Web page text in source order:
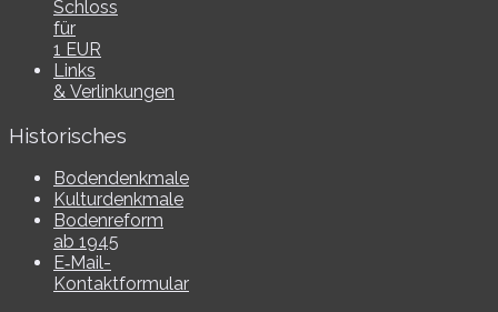
Schloss
für
1 EUR
Links
& Verlinkungen
Historisches
Bodendenkmale
Kulturdenkmale
Bodenreform
ab 1945
E‑Mail-​​
Kontaktformular